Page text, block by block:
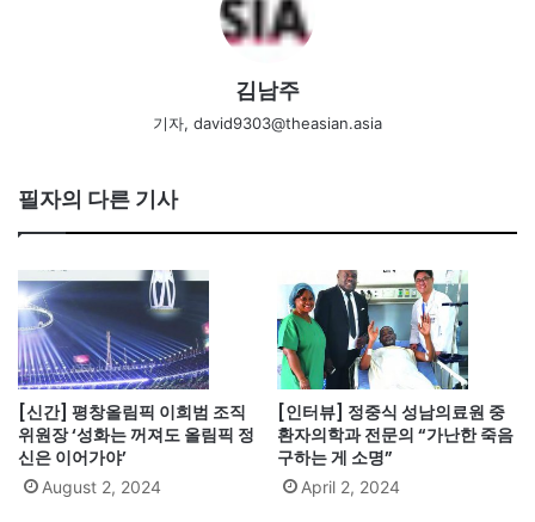
김남주
기자, david9303@theasian.asia
필자의 다른 기사
[신간] 평창올림픽 이희범 조직
위원장 ‘성화는 꺼져도 올림픽 정
신은 이어가야’
August 2, 2024
[인터뷰] 정중식 성남의료원 중
환자의학과 전문의 “가난한 죽음
구하는 게 소명”
April 2, 2024